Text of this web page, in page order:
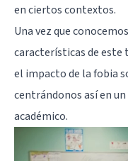
en ciertos contextos.
Una vez que
características de
el impacto de la fobia
centrándonos así en
académico.